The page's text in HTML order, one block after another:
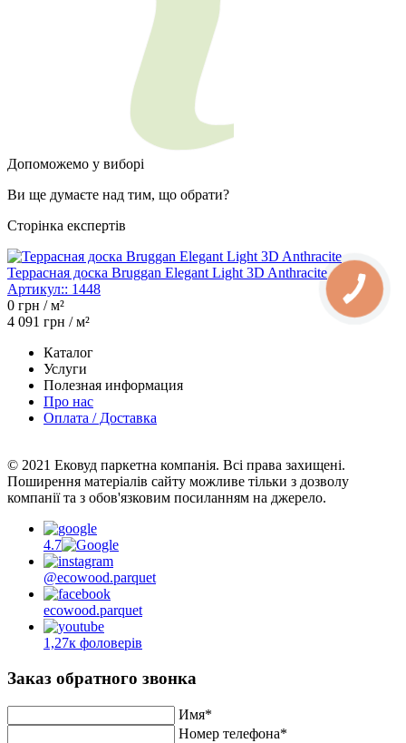
Допоможемо у виборі
Ви ще думаєте над тим, що обрати?
Сторінка експертів
Террасная доска Bruggan Elegant Light 3D Anthracite
Артикул:: 1448
0 грн / м²
4 091 грн / м²
Каталог
Услуги
Полезная информация
Про нас
Оплата / Доставка
© 2021 Ековуд паркетна компанія. Всі права захищені.
Поширення матеріалів сайту можливе тільки з дозволу
компанії та з обов'язковим посиланням на джерело.
4.7
@ecowood.parquet
ecowood.parquet
1,27к фоловерів
Заказ обратного звонка
Имя*
Номер телефона*